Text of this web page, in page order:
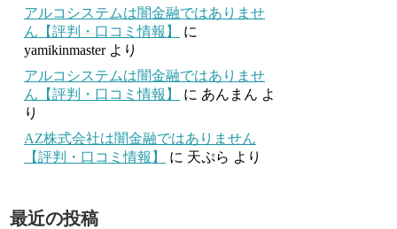
アルコシステムは闇金融ではありませ
ん【評判・口コミ情報】
に
yamikinmasterより
アルコシステムは闇金融ではありませ
ん【評判・口コミ情報】
に あんまん よ
り
AZ株式会社は闇金融ではありません
【評判・口コミ情報】
に 天ぷら より
最近の投稿